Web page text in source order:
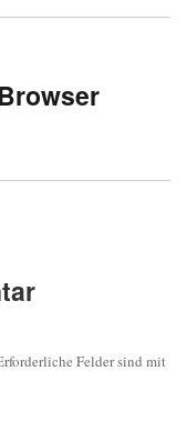
Felder sind mit